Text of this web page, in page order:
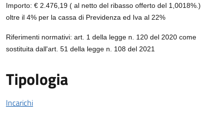
Importo: € 2.476,19 ( al netto del ribasso offerto del 1,0018%.)
oltre il 4% per la cassa di Previdenza ed Iva al 22%
Riferimenti normativi: art. 1 della legge n. 120 del 2020 come
sostituita dall'art. 51 della legge n. 108 del 2021
Tipologia
Incarichi